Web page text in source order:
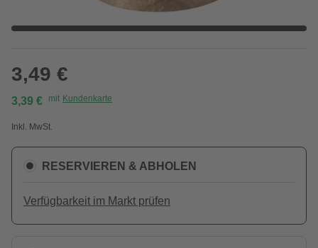
3,49 €
3,39 € mit Kundenkarte
Inkl. MwSt.
RESERVIEREN & ABHOLEN
Verfügbarkeit im Markt prüfen